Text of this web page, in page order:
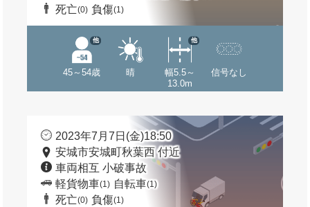
死亡(0) 負傷(1)
45～54歳
他
晴
幅5.5～
13.0m
他
信号なし
2023年7月7日(金)18:50
安城市安城町秋葉西 付近
車両相互 小破事故
軽貨物車(1) 自転車(1)
死亡(0) 負傷(1)